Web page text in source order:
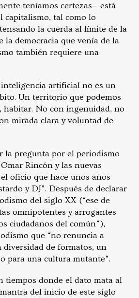
teníamos certezas— está
capitalismo, tal como lo
la cuerda al límite de la
la democracia que venía de la
también requiere una
inteligencia artificial no es un
Un territorio que podemos
habitar. No con ingenuidad, no
mirada clara y voluntad de
la pregunta por el periodismo
Rincón y las nuevas
oficio que hace unos años
y DJ”. Después de declarar
del siglo XX (“ese de
omnipotentes y arrogantes
ciudadanos del común”),
que “no renuncia a
de formatos, un
para una cultura mutante”.
tiempos donde el dato mata al
del inicio de este siglo